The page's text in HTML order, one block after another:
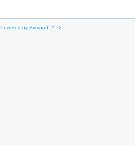
Powered by Sympa 6.2.72